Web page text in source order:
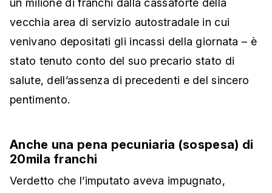
un milione di franchi dalla cassaforte della
vecchia area di servizio autostradale in cui
venivano depositati gli incassi della giornata – è
stato tenuto conto del suo precario stato di
salute, dell’assenza di precedenti e del sincero
pentimento.
Anche una pena pecuniaria (sospesa) di
20mila franchi
Verdetto che l’imputato aveva impugnato,